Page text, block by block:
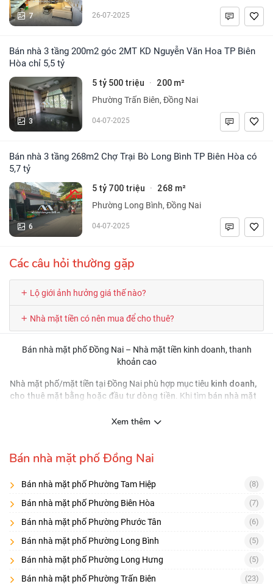
7 26-07-2025
Bán nhà 3 tầng 200m2 góc 2MT KD Nguyễn Văn Hoa TP Biên
Hòa chỉ 5,5 tỷ
3
5 tỷ 500 triệu · 200 m²
Phường Trấn Biên, Đồng Nai
04-07-2025
Bán nhà 3 tầng 268m2 Chợ Trại Bò Long Bình TP Biên Hòa có
5,7 tỷ
6
5 tỷ 700 triệu · 268 m²
Phường Long Bình, Đồng Nai
04-07-2025
Các câu hỏi thường gặp
Lộ giới ảnh hưởng giá thế nào?
Nhà mặt tiền có nên mua để cho thuê?
Bán nhà mặt phố Đồng Nai – Nhà mặt tiền kinh doanh, thanh
khoản cao
Nhà mặt phố/mặt tiền tại Đồng Nai phù hợp mục tiêu kinh doanh,
cho thuê mặt bằng hoặc đầu tư dòng tiền . Khi tìm bán nhà mặt
hoạch mở đường – bề ngang mặt tiềnvà các điều kiện khai thác
mặt tiền thoáng , bề ngang hợp lý, dễ làm bảng hiệu
Kiểm tralưu lượng xe, hướng di chuyển, điểm quay đầu
Đánh giá khả năng cho thuê
vuông vức
Checklist quan trọng
Lộ giới/quy hoạch mở rộng đường
Vỉa hè – chỗ đậu xe – điểm dừng đỗ
Xem thêm
Bán nhà mặt phố Đồng Nai
Bán nhà mặt phố Phường Tam Hiệp (8)
Bán nhà mặt phố Phường Biên Hòa (7)
Bán nhà mặt phố Phường Phước Tân (6)
Bán nhà mặt phố Phường Long Bình (5)
Bán nhà mặt phố Phường Long Hưng (5)
Bán nhà mặt phố Phường Trấn Biên (23)